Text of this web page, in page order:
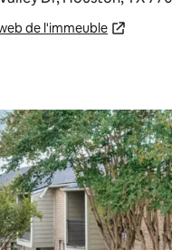
de l'immeuble